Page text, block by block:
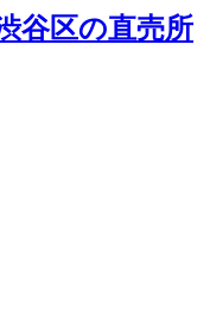
谷区の直売所